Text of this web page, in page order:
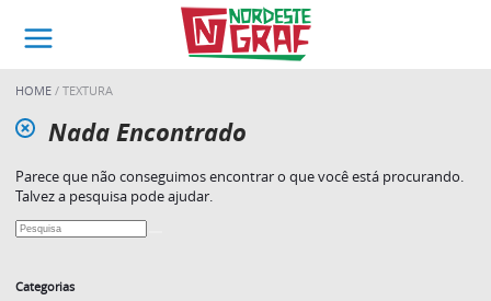
HOME TEXTURA
Nada Encontrado
Parece que não conseguimos encontrar o que você está procurando.
Talvez a pesquisa pode ajudar.
Categorias